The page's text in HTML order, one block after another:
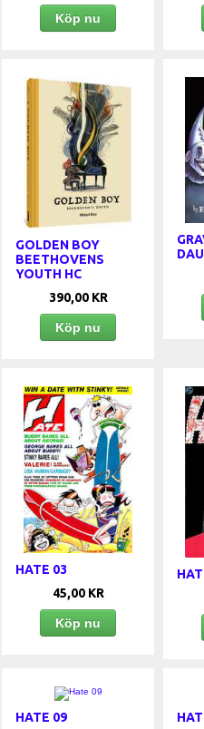
Köp nu
GOLDEN BOY
BEETHOVENS
YOUTH HC
390,00 KR
Köp nu
HATE 03
45,00 KR
Köp nu
HATE 09